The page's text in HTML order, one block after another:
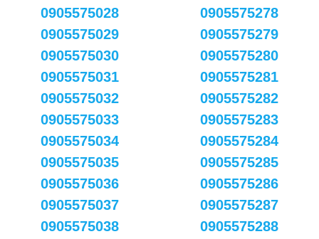
0905575028
0905575029
0905575030
0905575031
0905575032
0905575033
0905575034
0905575035
0905575036
0905575037
0905575038
0905575278
0905575279
0905575280
0905575281
0905575282
0905575283
0905575284
0905575285
0905575286
0905575287
0905575288